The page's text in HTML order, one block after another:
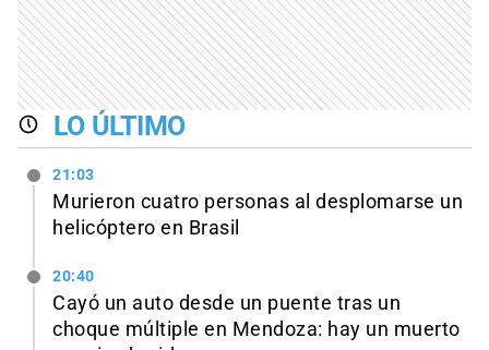
LO ÚLTIMO
21:03
Murieron cuatro personas al desplomarse un
helicóptero en Brasil
20:40
Cayó un auto desde un puente tras un
choque múltiple en Mendoza: hay un muerto